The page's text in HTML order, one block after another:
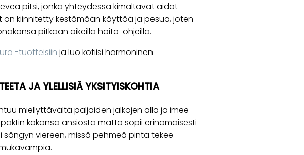
pitsi, jonka yhteydessä kimaltavat aidot
on kiinnitetty kestämään käyttöä ja pesua, joten
pitkään oikeilla hoito-ohjeilla.
-tuotteisiin ja luo kotiisi harmoninen
JA YLELLISIÄ YKSITYISKOHTIA
miellyttävältä paljaiden jalkojen alla ja imee
kokonsa ansiosta matto sopii erinomaisesti
viereen, missä pehmeä pinta tekee